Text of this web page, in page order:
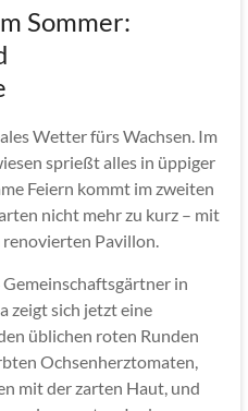
Sommer:
Wetter fürs Wachsen. Im
sprießt alles in üppiger
Feiern kommt im zweiten
nicht mehr zu kurz – mit
Pavillon.
in
zeigt sich jetzt eine
üblichen roten Runden
Ochsenherztomaten,
mit der zarten Haut, und